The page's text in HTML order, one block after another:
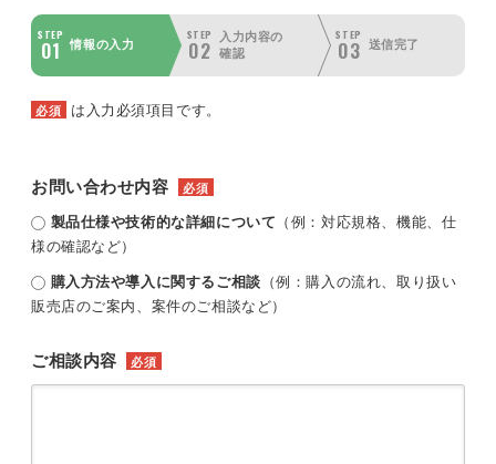
STEP
01 情報の入力
STEP
02
入力内容の
確認
STEP
03 送信完了
必須 は入力必須項目です。
お問い合わせ内容 必須
製品仕様や技術的な詳細について （例：対応規格、機能、仕
様の確認など）
購入方法や導入に関するご相談 （例：購入の流れ、取り扱い
販売店のご案内、案件のご相談など）
ご相談内容 必須